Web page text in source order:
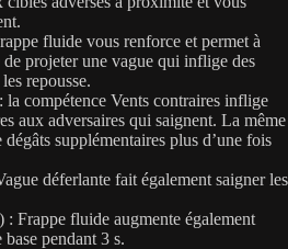
fluide vous renforce et permet à
de projeter une vague qui inflige des
repousse.
la compétence Vents contraires inflige
aux adversaires qui saignent. La même
supplémentaires plus d’une fois
déferlante fait également saigner les
: Frappe fluide augmente également
base pendant 3 s.